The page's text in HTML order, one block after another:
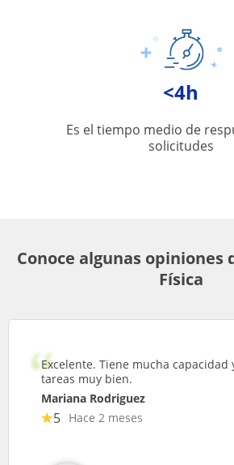
<4h
Es el tiempo medio de
solicitudes
Conoce algunas opiniones
Física
Excelente. Tiene mucha capacidad
tareas muy bien.
Mariana Rodriguez
5 Hace 2 meses